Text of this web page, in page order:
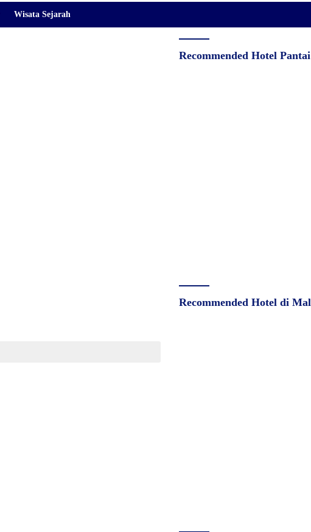
Wisata Sejarah
Recommended Hotel
Recommended Hotel di